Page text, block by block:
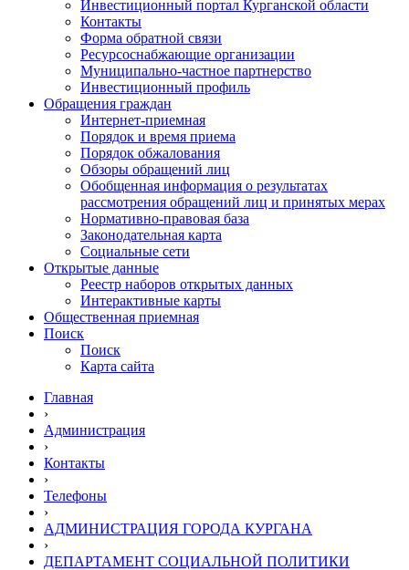
Инвестиционный портал Курганской области
Контакты
Форма обратной связи
Ресурсоснабжающие организации
Муниципально-частное партнерство
Инвестиционный профиль
Обращения граждан
Интернет-приемная
Порядок и время приема
Порядок обжалования
Обзоры обращений лиц
Обобщенная информация о результатах
рассмотрения обращений лиц и принятых мерах
Нормативно-правовая база
Законодательная карта
Социальные сети
Открытые данные
Реестр наборов открытых данных
Интерактивные карты
Общественная приемная
Поиск
Поиск
Карта сайта
Главная
›
Администрация
›
Контакты
›
Телефоны
›
АДМИНИСТРАЦИЯ ГОРОДА КУРГАНА
›
ДЕПАРТАМЕНТ СОЦИАЛЬНОЙ ПОЛИТИКИ